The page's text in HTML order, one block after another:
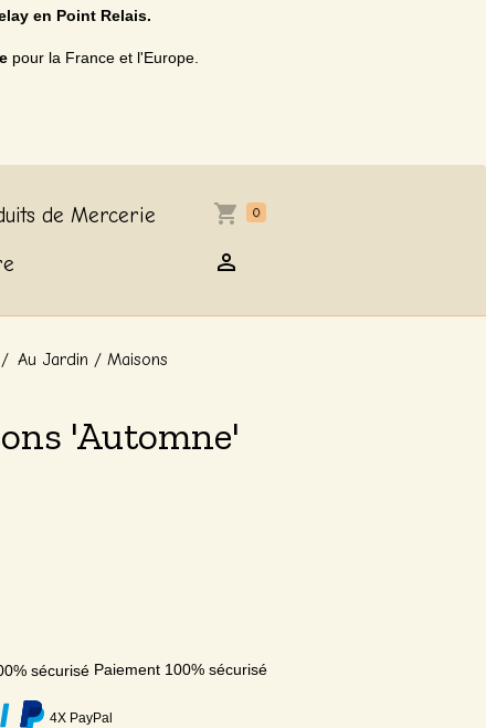
en Point Relais.
pour la France et l'Europe.
de Mercerie
0
Au Jardin / Maisons
'Automne'
Paiement 100% sécurisé
4X PayPal